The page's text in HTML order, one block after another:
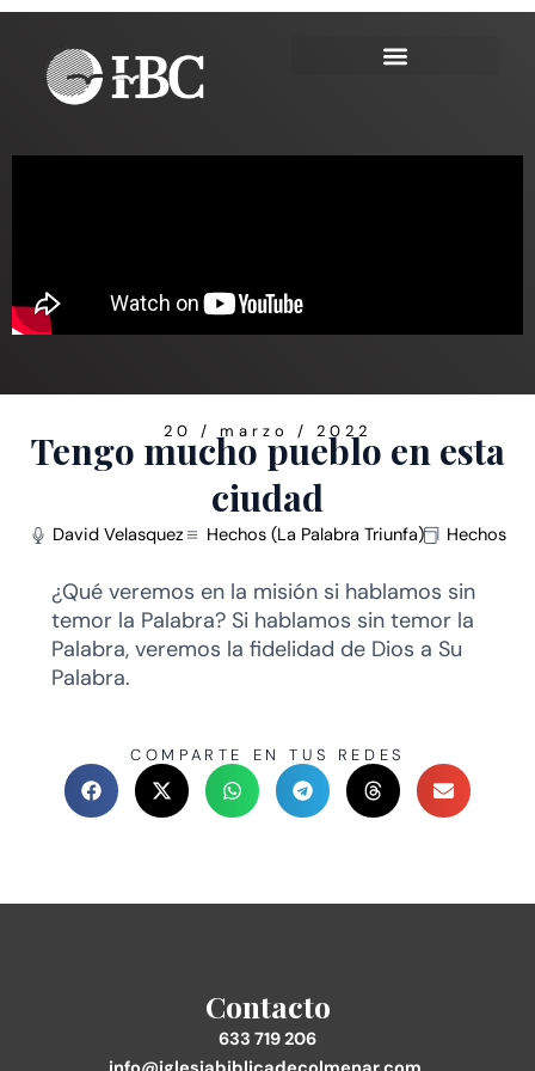
Ir
contenido
20 / marzo / 2022
Tengo mucho pueblo en esta
ciudad
David Velasquez Hechos (La Palabra Triunfa) Hechos
¿Qué veremos en la misión si hablamos sin
temor la Palabra? Si hablamos sin temor la
Palabra, veremos la fidelidad de Dios a Su
Palabra.
COMPARTE EN TUS REDES
Contacto
633 719 206